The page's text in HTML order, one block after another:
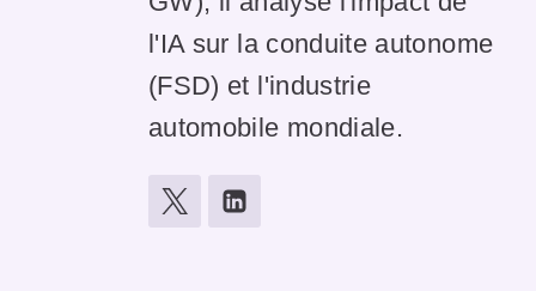
l'IA sur la conduite autonome
(FSD) et l'industrie
automobile mondiale.